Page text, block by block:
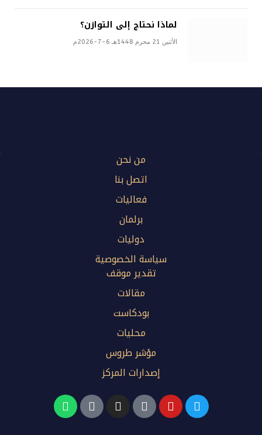
لماذا نحتاج إلى التوازن؟
الأثنين 21 محرم 1448هـ 6-7-2026م
من نحن
اتصل بنا
فعاليات
برلمان
دوليات
سياسة الخصوصية
تقدير موقف
مقالات
بودكاست
محليات
مؤشر طروس
إصدارات المركز